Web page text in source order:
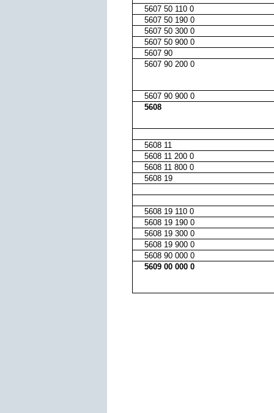
5607 50 110 0
5607 50 190 0
5607 50 300 0
5607 50 900 0
5607 90
5607 90 200 0
5607 90 900 0
5608
5608 11
5608 11 200 0
5608 11 800 0
5608 19
5608 19 110 0
5608 19 190 0
5608 19 300 0
5608 19 900 0
5608 90 000 0
5609 00 000 0